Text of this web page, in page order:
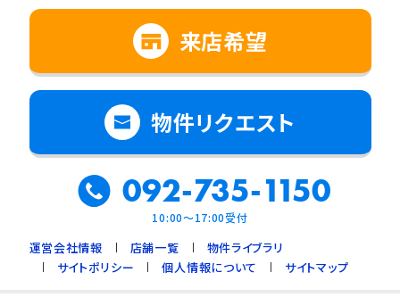
来店希望
物件リクエスト
092-735-1150
10:00～17:00受付
運営会社情報 店舗一覧
物件ライブラリ
サイトポリシー
個人情報について サイトマップ